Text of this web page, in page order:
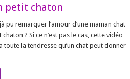
petit chaton
pu remarquer l’amour d’une maman chat
? Si ce n’est pas le cas, cette vidéo
toute la tendresse qu’un chat peut donner